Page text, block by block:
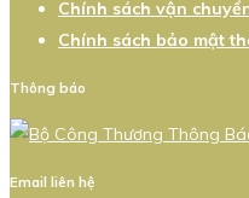
Chính sách vận
Chính sách bảo mật
Thông báo
Email liên hệ